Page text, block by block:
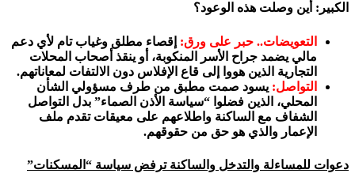
الكبير: أين وصلت هذه الوعود؟
التعويضات.. حبر على ورق: إقصاء مطلق وغياب تام لأي دعم
مالي يضمد جراح الأسر المنكوبة، أو ينقذ أصحاب المحلات
التجارية الذين هووا إلى قاع الإفلاس دون الالتفات لمعاناتهم.
التواصل: يسود صمت مطبق من طرف مسؤولي الشأن
المحلي، الذين فضلوا “سياسة الأذن الصماء” بدل التواصل
الشفاف مع الساكنة واطلاعهم على معيقات تقدم ملف
الإعمار والذي هو حق من حقوقهم.
دعوات للمساءلة والتدخل والساكنة ترفض سياسة “المسكنات”